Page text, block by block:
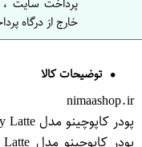
خارج از درگاه
توضیحات کالا
nimaashop.ir
پودر کاپوچینو مدل Skinny Latte بسته 10 عددی برند موکاته